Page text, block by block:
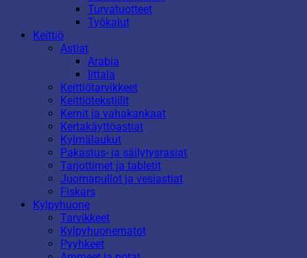
Turvatuotteet
Työkalut
Keittiö
Astiat
Arabia
Iittala
Keittiötarvikkeet
Keittiötekstiilit
Kernit ja vahakankaat
Kertakäyttöastiat
Kylmälaukut
Pakastus- ja säilytysrasiat
Tarjottimet ja tabletit
Juomapullot ja vesiastiat
Fiskars
Kylpyhuone
Tarvikkeet
Kylpyhuonematot
Pyyhkeet